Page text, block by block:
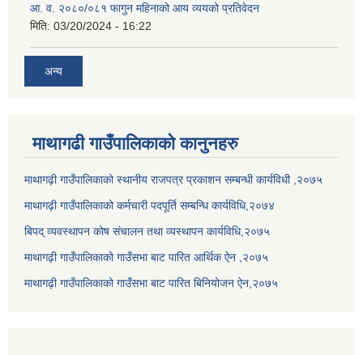
आ. व. २०८०/०८१ फागुन महिनाको आय व्ययको प्रतिवेदन
मिति: 03/20/2024 - 16:22
अन्य
माथागढी गाउँपालिकाको कानुनहरु
माथागढ़ी गाउँपालिकाको स्थानीय राजपत्र प्रकाशन सम्बन्धी कार्यविधी ,२०७५
माथागढ़ी गाउँपालिकाको कर्मचारी पदपूर्ति सम्बन्धि कार्यविधि,२०७४
बिपद् व्यवस्थापन कोष संचालन तथा व्यस्थापन कार्यविधि,२०७५
माथागढ़ी गाउँपालिकाको गाउँसभा बाट पारित आर्थिक ऐन ,२०७५
माथागढ़ी गाउँपालिकाको गाउँसभा बाट पारित बिनियोजन ऐन,२०७५